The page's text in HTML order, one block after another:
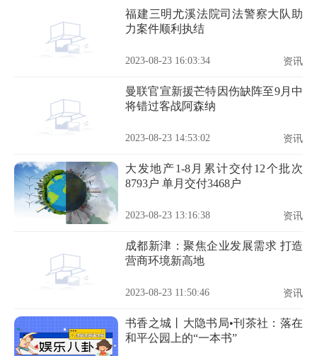
福建三明尤溪法院司法警察大队助
力案件顺利执结
2023-08-23 16:03:34 资讯
曼联官宣新援芒特因伤缺阵至9月中
将错过客战阿森纳
2023-08-23 14:53:02 资讯
大发地产1-8月累计交付12个批次
8793户 单月交付3468户
2023-08-23 13:16:38 资讯
成都新津：聚焦企业发展需求 打造
营商环境新高地
2023-08-23 11:50:46 资讯
书香之城丨大隐书局•刊茶社：落在
和平公园上的“一本书”